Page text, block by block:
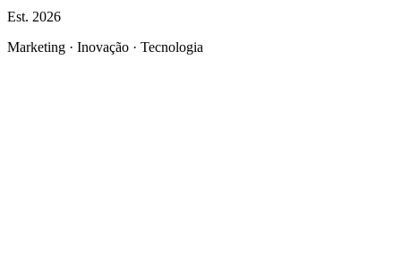
Est. 2026
Marketing · Inovação · Tecnologia